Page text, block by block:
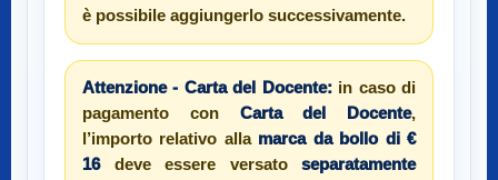
è possibile aggiungerlo successivamente.
Attenzione - Carta del Docente:in caso di
pagamento con Carta del Docente,
l’importo relativo alla marca da bollo di €
16deve essere versato separatamente